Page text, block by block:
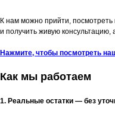
К нам можно прийти, посмотреть
и получить живую консультацию,
Нажмите, чтобы посмотреть
Как мы работаем
1. Реальные остатки — без